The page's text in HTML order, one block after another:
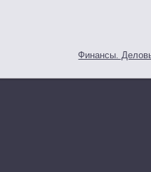
Финансы.